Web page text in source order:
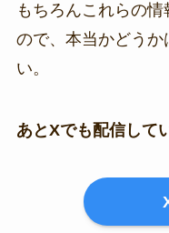
もちろんこれらの
ので、本当かどうか
い。
あとXでも配信して